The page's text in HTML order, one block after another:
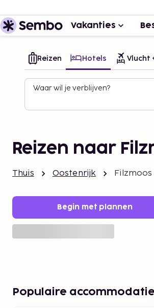
Vakanties
Reizen Hotels Vlucht
Waar wil je verblijven?
Reizen naar
Thuis Oostenrijk Filzmoos
Begin met plannen
Populaire